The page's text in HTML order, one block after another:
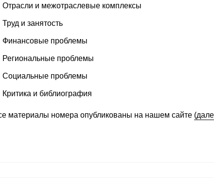
Отрасли и межотраслевые комплексы
Труд и занятость
Финансовые проблемы
Региональные проблемы
Социальные проблемы
Критика и библиография
материалы номера опубликованы на нашем сайте